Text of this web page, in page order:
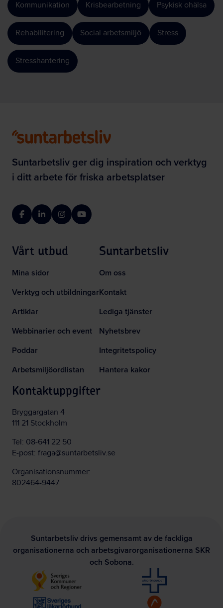
Kommunikation Krisbearbetning Psykisk ohälsa
Rehabilitering Social arbetsmiljö Stress
Stresshantering
Suntarbetsliv ger dig inspiration och verktyg
i ditt arbete för friska arbetsplatser
FacebookLinkedInInstagramYouTube
Vårt utbud
Mina sidor
Verktyg och utbildningar
Artiklar
Webbinarier och event
Poddar
Arbetsmiljöordlistan
Suntarbetsliv
Om oss
Kontakt
Lediga tjänster
Nyhetsbrev
Integritetspolicy
Hantera kakor
Kontaktuppgifter
Bryggargatan 4
111 21 Stockholm
Tel: 08-641 22 50
E-post: fraga@suntarbetsliv.se
Organisationsnummer:
802464-9447
Suntarbetsliv drivs gemensamt av de fackliga
organisationerna och arbetsgivarorganisationerna SKR
och Sobona.